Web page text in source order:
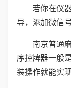
若你在仪
导，添加微信
南京普通
序控牌器一般
装操作就能实